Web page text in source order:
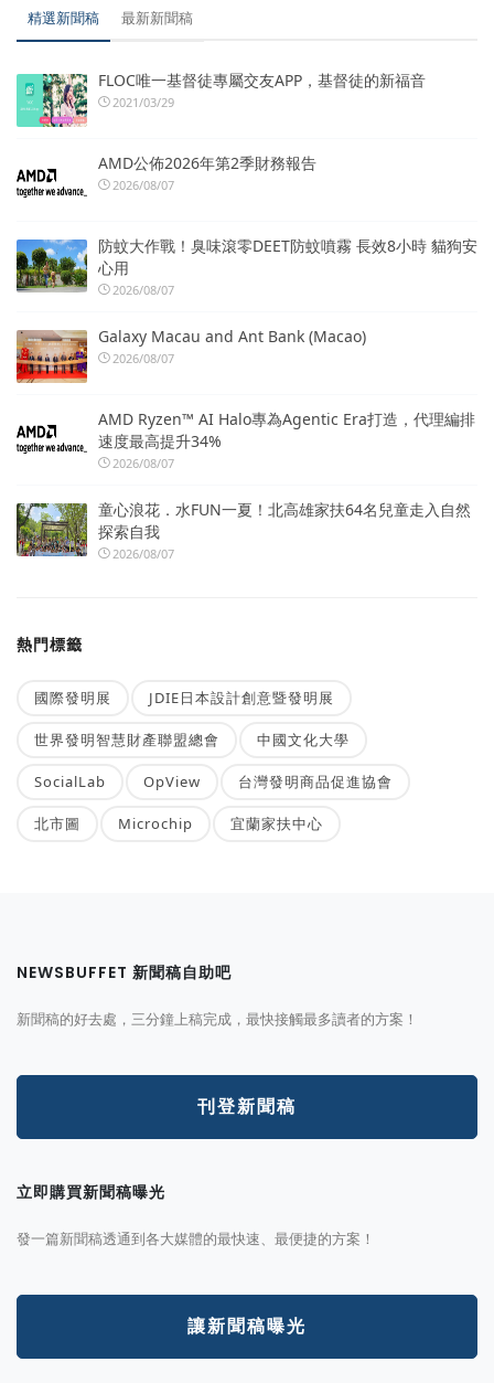
精選新聞稿 最新新聞稿
FLOC唯一基督徒專屬交友APP，基督徒的新福音
2021/03/29
AMD公佈2026年第2季財務報告
2026/08/07
防蚊大作戰！臭味滾零DEET防蚊噴霧 長效8小時 貓狗安
心用
2026/08/07
Galaxy Macau and Ant Bank (Macao)
2026/08/07
AMD Ryzen™ AI Halo專為Agentic Era打造，代理編排
速度最高提升34%
2026/08/07
童心浪花．水FUN一夏！北高雄家扶64名兒童走入自然
探索自我
2026/08/07
熱門標籤
國際發明展 JDIE日本設計創意暨發明展
世界發明智慧財產聯盟總會 中國文化大學
SocialLab OpView 台灣發明商品促進協會
北市圖 Microchip 宜蘭家扶中心
NEWSBUFFET 新聞稿自助吧
新聞稿的好去處，三分鐘上稿完成，最快接觸最多讀者的方案！
刊登新聞稿
立即購買新聞稿曝光
發一篇新聞稿透通到各大媒體的最快速、最便捷的方案！
讓新聞稿曝光